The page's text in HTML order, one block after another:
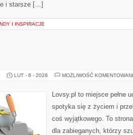
i starsze […]
I INSPIRACJE
LUT - 6 - 2026 MOŻLIWOŚĆ
Lovsy.pl to miejsce pełne
spotyka się z życiem i
coś wyjątkowego. To
dla zabieganych, którzy